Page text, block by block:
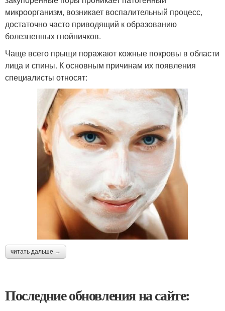
микроорганизм, возникает воспалительный процесс,
достаточно часто приводящий к образованию
болезненных гнойничков.
Чаще всего прыщи поражают кожные покровы в области
лица и спины. К основным причинам их появления
специалисты относят:
читать дальше →
Последние обновления на сайте: